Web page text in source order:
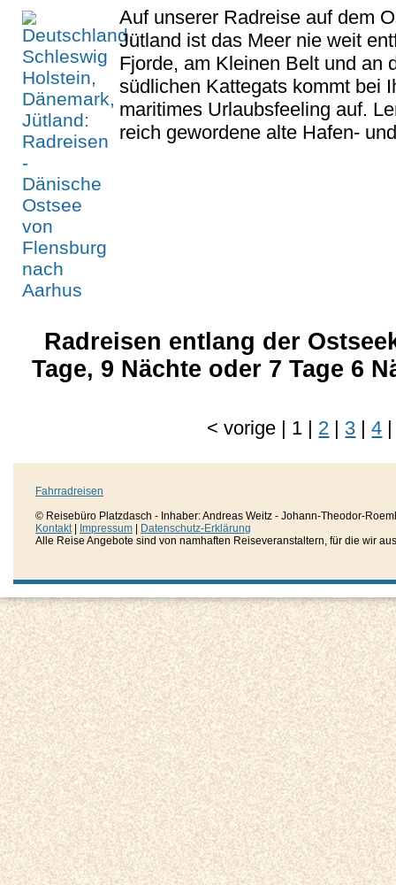
Auf unserer Radreise auf dem
Jütland ist das Meer nie weit
Fjorde, am Kleinen Belt und an
südlichen Kattegats kommt bei
maritimes Urlaubsfeeling auf.
reich gewordene alte Hafen-
Radreisen entlang der
Tage, 9 Nächte oder 7 Tage 6
<vorige | 1 | 2 | 3 | 4 |
Fahrradreisen
© Reisebüro Platzdasch - Inhaber: Andreas Weitz - Johann-Theodor-
Kontakt| Impressum
Datenschutz-Erklärung
Alle Reise Angebote sind von namhaften Reiseveranstaltern, für die wir